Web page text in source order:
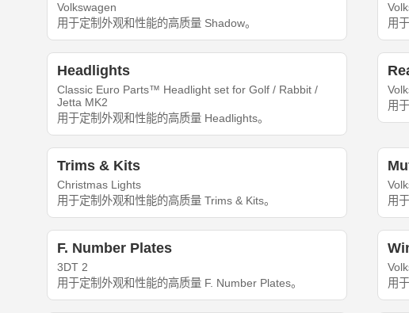
Volkswagen
用于定制外观和性能的高质量 Shadow。
用
Headlights
Classic Euro Parts™ Headlight set for Golf / Rabbit /
Jetta MK2
用于定制外观和性能的高质量 Headlights。
用
Trims & Kits
Christmas Lights
用于定制外观和性能的高质量 Trims & Kits。
用
F. Number Plates
3DT 2
用于定制外观和性能的高质量 F. Number Plates。
用